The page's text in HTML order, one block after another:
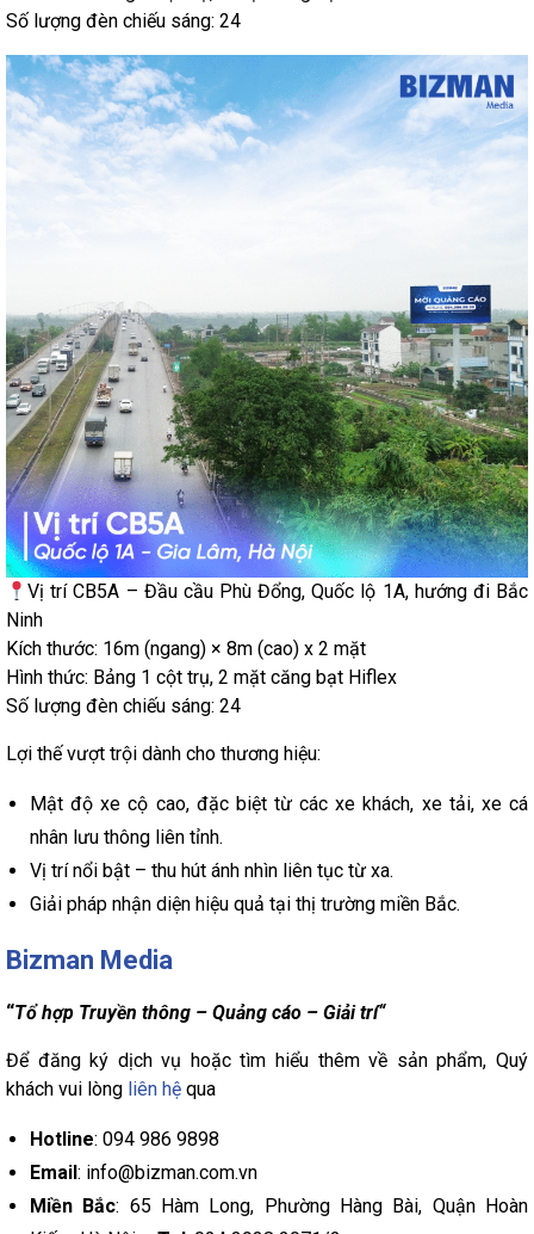
Số lượng đèn chiếu sáng: 24
Vị trí CB5A – Đầu cầu Phù Đổng, Quốc lộ 1A, hướng đi Bắc
Ninh
Kích thước: 16m (ngang) × 8m (cao) x 2 mặt
Hình thức: Bảng 1 cột trụ, 2 mặt căng bạt Hiflex
Số lượng đèn chiếu sáng: 24
Lợi thế vượt trội dành cho thương hiệu:
Mật độ xe cộ cao, đặc biệt từ các xe khách, xe tải, xe cá
nhân lưu thông liên tỉnh.
Vị trí nổi bật – thu hút ánh nhìn liên tục từ xa.
Giải pháp nhận diện hiệu quả tại thị trường miền Bắc.
Bizman Media
“Tổ hợp Truyền thông – Quảng cáo – Giải trí“
Để đăng ký dịch vụ hoặc tìm hiểu thêm về sản phẩm, Quý
khách vui lòng liên hệ qua
Hotline: 094 986 9898
Email: info@bizman.com.vn
Miền Bắc: 65 Hàm Long, Phường Hàng Bài, Quận Hoàn